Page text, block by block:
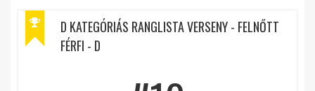
D KATEGÓRIÁS RANGLISTA VERSENY - FELNŐTT
FÉRFI - D